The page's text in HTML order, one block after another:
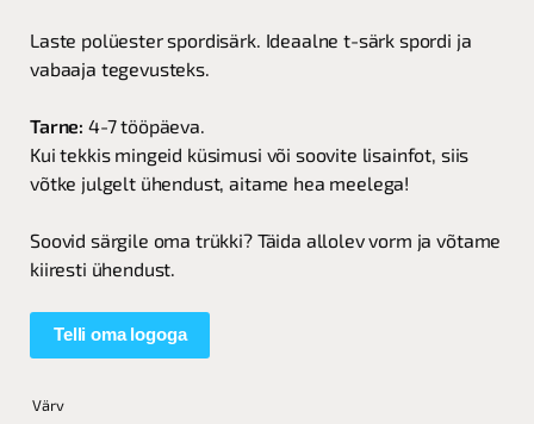
Laste polüester spordisärk. Ideaalne t-särk spordi ja
vabaaja tegevusteks.
Tarne: 4-7 tööpäeva.
Kui tekkis mingeid küsimusi või soovite lisainfot, siis
võtke julgelt ühendust, aitame hea meelega!
Soovid särgile oma trükki? Täida allolev vorm ja võtame
kiiresti ühendust.
Telli oma logoga
Värv